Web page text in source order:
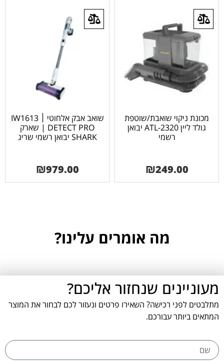
מכונת ניקוי שואבת/שוטפת
גולד ליין ATL-2320 יבואן
רשמי
₪249.00
שואב אבק אלחוטי ׀ IW1613
| DETECT PRO שארק
SHARK יבואן רשמי שריג
₪979.00
מה אומרים עלינו?
מעוניינים שנחזור אליכם?
מתלבטים לפני רכישה? השאירו פרטים ונעזור לכם לבחור את המוצר
המתאים ביותר עבורכם.